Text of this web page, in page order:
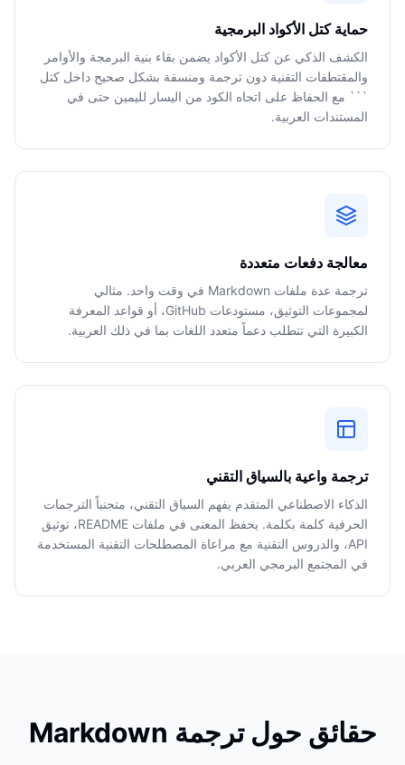
حماية كتل الأكواد البرمجية
الكشف الذكي عن كتل الأكواد يضمن بقاء بنية البرمجة والأوامر
والمقتطفات التقنية دون ترجمة ومنسقة بشكل صحيح داخل كتل
``` مع الحفاظ على اتجاه الكود من اليسار لليمين حتى في
المستندات العربية.
معالجة دفعات متعددة
ترجمة عدة ملفات Markdown في وقت واحد. مثالي
لمجموعات التوثيق، مستودعات GitHub، أو قواعد المعرفة
الكبيرة التي تتطلب دعماً متعدد اللغات بما في ذلك العربية.
ترجمة واعية بالسياق التقني
الذكاء الاصطناعي المتقدم يفهم السياق التقني، متجنباً الترجمات
الحرفية كلمة بكلمة. يحفظ المعنى في ملفات README، توثيق
API، والدروس التقنية مع مراعاة المصطلحات التقنية المستخدمة
في المجتمع البرمجي العربي.
حقائق حول ترجمة Markdown